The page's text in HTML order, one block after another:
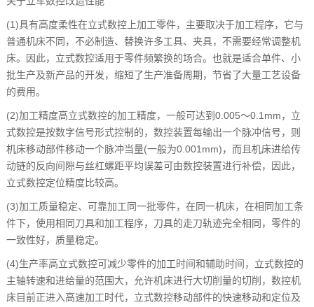
(1)具有高度柔性在立式数控上加工零件，主要取决于加工程序，它与
普通机床不同，不必制造、替换许多工具、夹具，不需要经常调整机
床。因此，立式数控适用于零件频繁换的场合。也就是适合单件、小
批生产及新产品的开发，缩短了生产准备周期，节省了大量工艺设备
的费用。
(2)加工精度高立式数控的加工精度，一般可达到0.005～0.1mm，立
式数控是按数字信号形式控制的，数控装置每输出一个脉冲信号，则
机床移动部件移动一个脉冲当量(一般为0.001mm)，而且机床进给传
动链的反向间隙与丝杠螺距平均误差可由数控装置进行补偿，因此，
立式数控定位精度比较高。
(3)加工质量稳定、可靠加工同一批零件，在同一机床，在相同加工条
件下，使用相同刀具和加工程序，刀具的走刀轨迹完全相同，零件的
一致性好，质量稳定。
(4)生产率高立式数控可减少零件的加工时间和辅助时间，立式数控的
主轴转速和进给量的范围大，允许机床进行大切削量的切削，数控机
床目前正进入高速加工时代，立式数控移动部件的快速移动和定位及